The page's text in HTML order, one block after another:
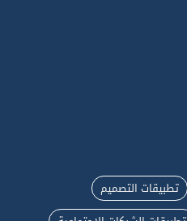
تطبيقات التصميم